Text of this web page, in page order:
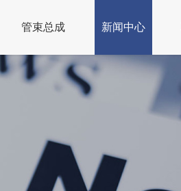
管束总成 新闻中心